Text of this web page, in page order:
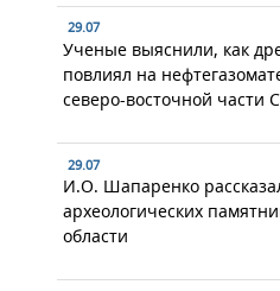
29.07
Ученые выяснили, как
повлиял на
северо-восточной части
29.07
И.О. Шапаренко
археологических
области